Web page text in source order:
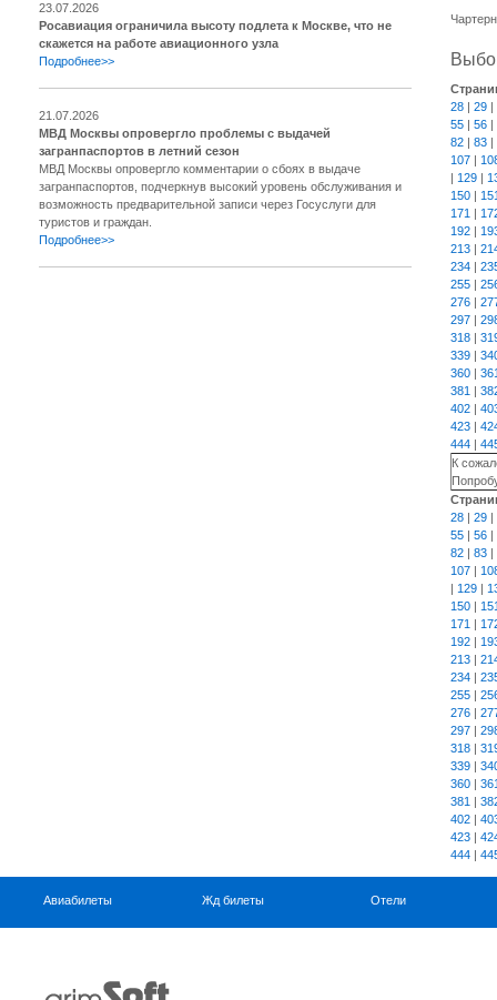
23.07.2026
Росавиация ограничила высоту подлета к Москве, что не
скажется на работе авиационного узла
Подробнее>>
21.07.2026
МВД Москвы опровергло проблемы с выдачей
загранпаспортов в летний сезон
МВД Москвы опровергло комментарии о сбоях в выдаче
загранпаспортов, подчеркнув высокий уровень обслуживания и
возможность предварительной записи через Госуслуги для
туристов и граждан.
Подробнее>>
28 | 29 |
55 | 56 |
82 | 83 |
107 |
| 129 |
150 |
171 |
192 |
213 |
234 |
255 |
276 |
297 |
318 |
339 |
360 |
381 |
402 |
423 |
444 |
К
28 | 29 |
55 | 56 |
82 | 83 |
107 |
| 129 |
150 |
171 |
192 |
213 |
234 |
255 |
276 |
297 |
318 |
339 |
360 |
381 |
402 |
423 |
444 |
Авиабилеты Жд билеты Отели